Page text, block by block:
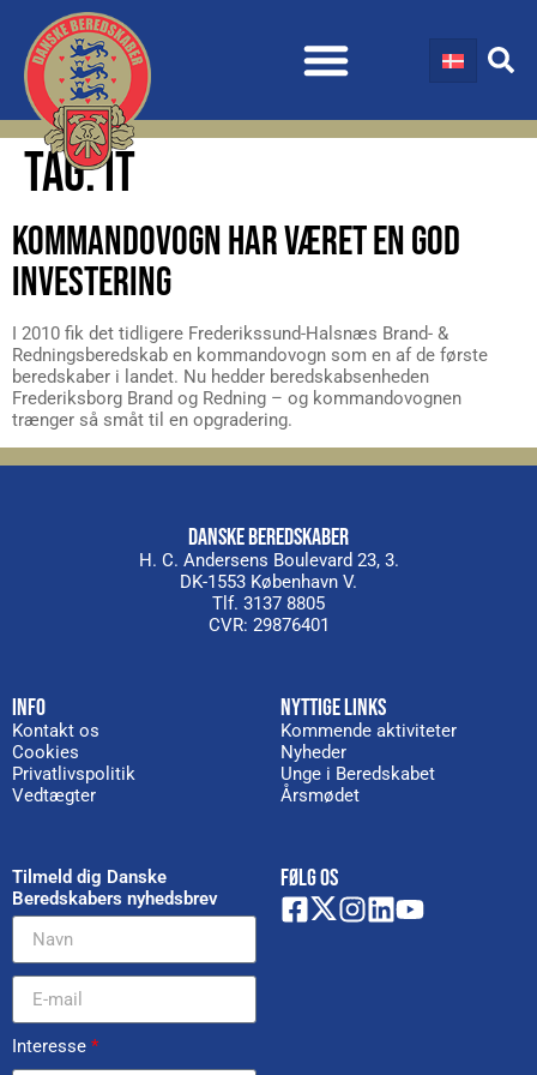
TAG:IT
KOMMANDOVOGN HAR VÆRET EN GOD
INVESTERING
I 2010 fik det tidligere Frederikssund-Halsnæs Brand- &
Redningsberedskab en kommandovogn som en af de første
beredskaber i landet. Nu hedder beredskabsenheden
Frederiksborg Brand og Redning – og kommandovognen
trænger så småt til en opgradering.
DANSKE BEREDSKABER
H. C. Andersens Boulevard 23, 3.
DK-1553 København V.
Tlf. 3137 8805
CVR: 29876401
INFO
Kontakt os
Cookies
Privatlivspolitik
Vedtægter
NYTTIGE LINKS
Kommende aktiviteter
Nyheder
Unge i Beredskabet
Årsmødet
Tilmeld dig Danske
Beredskabers nyhedsbrev
Interesse *
FØLG OS